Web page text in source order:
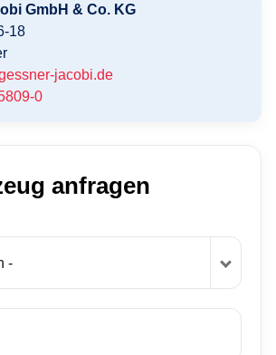
GmbH & Co. KG
18
jacobi.de
0
anfragen
-